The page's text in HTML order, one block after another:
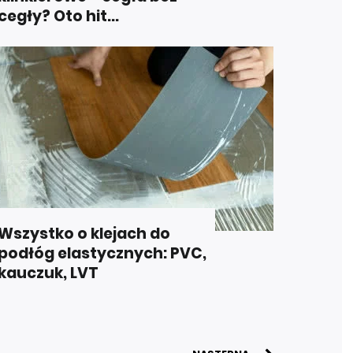
Oto hit...
o klejach do
elastycznych: PVC,
LVT